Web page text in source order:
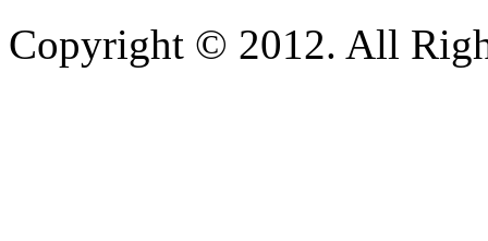
Copyright © 2012. All